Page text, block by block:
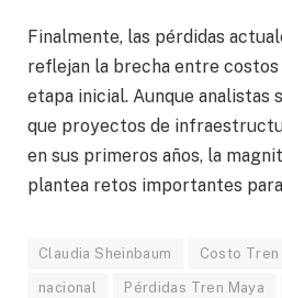
Finalmente, las pérdidas
reflejan la brecha entre
etapa inicial. Aunque analistas
que proyectos de
en sus primeros años, la
plantea retos importantes
Claudia Sheinbaum Costo Tren
nacional Pérdidas Tren Maya